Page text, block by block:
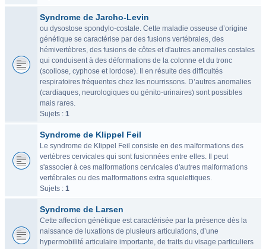
Syndrome de Jarcho-Levin
ou dysostose spondylo-costale. Cette maladie osseuse d’origine
génétique se caractérise par des fusions vertébrales, des
hémivertèbres, des fusions de côtes et d'autres anomalies costales
qui conduisent à des déformations de la colonne et du tronc
(scoliose, cyphose et lordose). Il en résulte des difficultés
respiratoires fréquentes chez les nourrissons. D’autres anomalies
(cardiaques, neurologiques ou génito-urinaires) sont possibles
mais rares.
Sujets : 1
Syndrome de Klippel Feil
Le syndrome de Klippel Feil consiste en des malformations des
vertèbres cervicales qui sont fusionnées entre elles. Il peut
s'associer à ces malformations cervicales d'autres malformations
vertébrales ou des malformations extra squelettiques.
Sujets : 1
Syndrome de Larsen
Cette affection génétique est caractérisée par la présence dès la
naissance de luxations de plusieurs articulations, d’une
hypermobilité articulaire importante, de traits du visage particuliers